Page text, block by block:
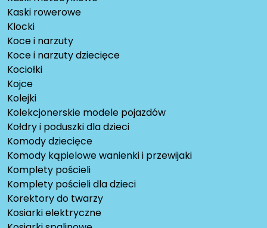
Kaski rowerowe
Klocki
Koce i narzuty
Koce i narzuty dziecięce
Kociołki
Kojce
Kolejki
Kolekcjonerskie modele pojazdów
Kołdry i poduszki dla dzieci
Komody dziecięce
Komody kąpielowe wanienki i przewijaki
Komplety pościeli
Komplety pościeli dla dzieci
Korektory do twarzy
Kosiarki elektryczne